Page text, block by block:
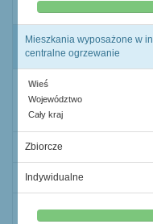
0,0%
Mieszkania wyposażone w
centralne ogrzewanie
Wieś
Województwo
Cały kraj
Zbiorcze
Indywidualne
0,0%